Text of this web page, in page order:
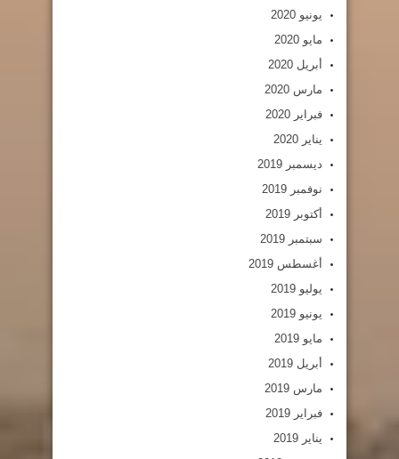
يونيو 2020
مايو 2020
أبريل 2020
مارس 2020
فبراير 2020
يناير 2020
ديسمبر 2019
نوفمبر 2019
أكتوبر 2019
سبتمبر 2019
أغسطس 2019
يوليو 2019
يونيو 2019
مايو 2019
أبريل 2019
مارس 2019
فبراير 2019
يناير 2019